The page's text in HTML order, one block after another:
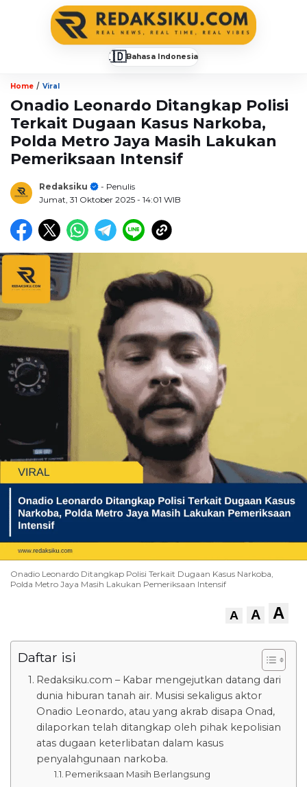
🇮🇩Bahasa Indonesia
Home / Viral
Onadio Leonardo Ditangkap Polisi
Terkait Dugaan Kasus Narkoba,
Polda Metro Jaya Masih Lakukan
Pemeriksaan Intensif
Redaksiku
- Penulis
Jumat, 31 Oktober 2025 - 14:01 WIB
Onadio Leonardo Ditangkap Polisi Terkait Dugaan Kasus Narkoba,
Polda Metro Jaya Masih Lakukan Pemeriksaan Intensif
A A A
Daftar isi
Redaksiku.com – Kabar mengejutkan datang dari
dunia hiburan tanah air. Musisi sekaligus aktor
Onadio Leonardo, atau yang akrab disapa Onad,
dilaporkan telah ditangkap oleh pihak kepolisian
atas dugaan keterlibatan dalam kasus
penyalahgunaan narkoba.
Pemeriksaan Masih Berlangsung